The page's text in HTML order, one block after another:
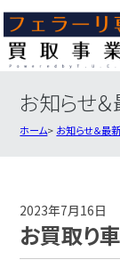
3ステップのカ
フェラーリ買
お知らせ
ホーム お知らせ＆最
2023年7月16日
お買取り